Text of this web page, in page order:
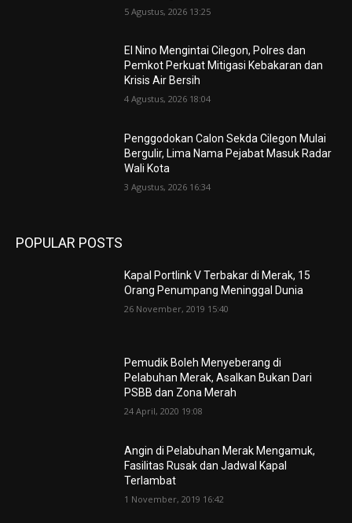
5 Agustus, 2026 13:25
El Nino Mengintai Cilegon, Polres dan
Pemkot Perkuat Mitigasi Kebakaran dan
Krisis Air Bersih
4 Agustus, 2026 18:04
Penggodokan Calon Sekda Cilegon Mulai
Bergulir, Lima Nama Pejabat Masuk Radar
Wali Kota
3 Agustus, 2026 16:34
POPULAR POSTS
Kapal Portlink V Terbakar di Merak, 15
Orang Penumpang Meninggal Dunia
26 November, 2019 15:40
Pemudik Boleh Menyeberang di
Pelabuhan Merak, Asalkan Bukan Dari
PSBB dan Zona Merah
24 April, 2020 19:08
Angin di Pelabuhan Merak Mengamuk,
Fasilitas Rusak dan Jadwal Kapal
Terlambat
1 November, 2019 16:42